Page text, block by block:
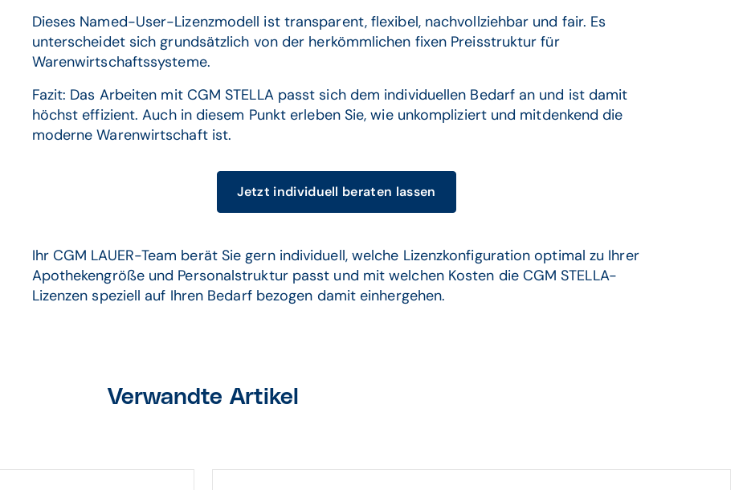
Dieses Named-User-Lizenzmodell ist transparent, flexibel, nachvollziehbar und fair. Es
unterscheidet sich grundsätzlich von der herkömmlichen fixen Preisstruktur für
Warenwirtschaftssysteme.
Fazit: Das Arbeiten mit CGM STELLA passt sich dem individuellen Bedarf an und ist damit
höchst effizient. Auch in diesem Punkt erleben Sie, wie unkompliziert und mitdenkend die
moderne Warenwirtschaft ist.
Jetzt individuell beraten lassen
Ihr CGM LAUER-Team berät Sie gern individuell, welche Lizenzkonfiguration optimal zu Ihrer
Apothekengröße und Personalstruktur passt und mit welchen Kosten die CGM STELLA-
Lizenzen speziell auf Ihren Bedarf bezogen damit einhergehen.
Verwandte Artikel